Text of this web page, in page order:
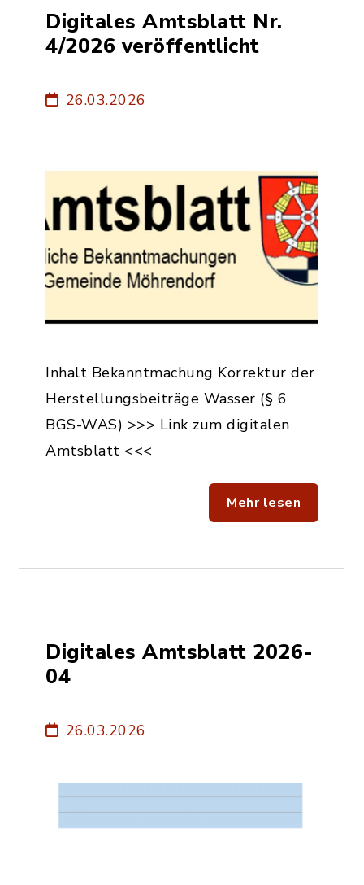
Digitales Amtsblatt Nr.
4/2026 veröffentlicht
26.03.2026
Inhalt Bekanntmachung Korrektur der
Herstellungsbeiträge Wasser (§ 6
BGS-WAS) >>> Link zum digitalen
Amtsblatt <<<
Mehr lesen
Digitales Amtsblatt 2026-
04
26.03.2026